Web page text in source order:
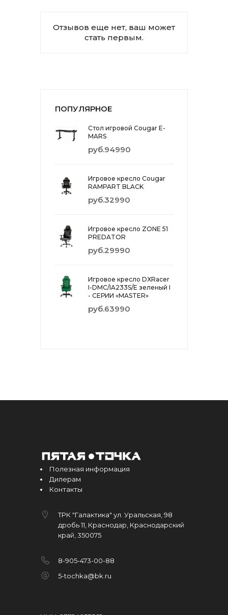
Отзывов еще нет, ваш может
стать первым.
ПОПУЛЯРНОЕ
Стол игровой Cougar E-
MARS
руб.94990
Игровое кресло Cougar
RAMPART BLACK
руб.32990
Игровое кресло ZONE 51
PREDATOR
руб.29990
Игровое кресло DXRacer
I-DMC/IA233S/E зеленый I
- СЕРИИ «MASTER»
руб.63990
Полезная информация
Дилерам
Контакты
ТРК "Галактика" ул. Уральская, 98
дробь 11, Краснодар, Краснодарский
край, 350075
8-905-473-00-88
5-tochka@bk.ru